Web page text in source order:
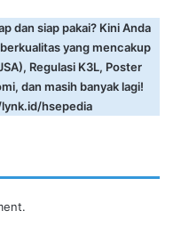
dan siap pakai? Kini Anda
yang mencakup
Regulasi K3L, Poster
dan masih banyak lagi!
hsepedia